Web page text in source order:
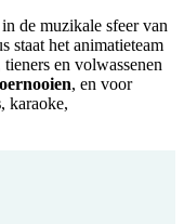
de muzikale sfeer van
staat het animatieteam
en volwassenen
, en voor
, karaoke,